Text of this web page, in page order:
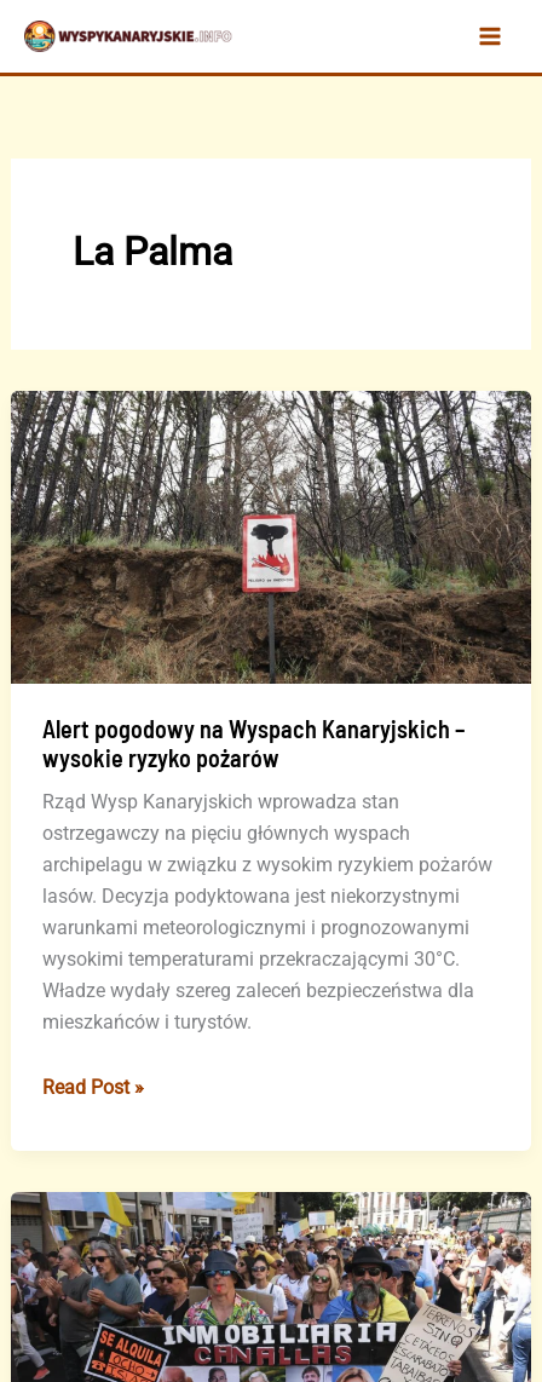
Przejdź
treści
La Palma
Alert pogodowy na Wyspach Kanaryjskich –
wysokie ryzyko pożarów
Rząd Wysp Kanaryjskich wprowadza stan
ostrzegawczy na pięciu głównych wyspach
archipelagu w związku z wysokim ryzykiem pożarów
lasów. Decyzja podyktowana jest niekorzystnymi
warunkami meteorologicznymi i prognozowanymi
wysokimi temperaturami przekraczającymi 30°C.
Władze wydały szereg zaleceń bezpieczeństwa dla
mieszkańców i turystów.
Alert
na
Kanaryjskich
–
wysokie
ryzyko
pożarów
Read Post »